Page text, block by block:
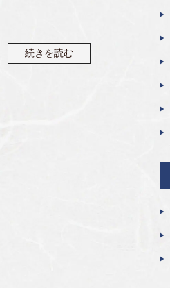
続きを読む